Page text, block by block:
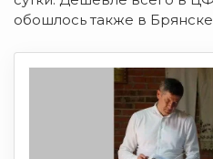
обошлось также в